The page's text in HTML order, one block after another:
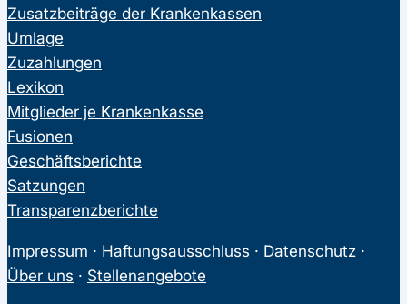
Zusatzbeiträge der Krankenkassen
Umlage
Zuzahlungen
Lexikon
Mitglieder je Krankenkasse
Fusionen
Geschäftsberichte
Satzungen
Transparenzberichte
Impressum · Haftungsausschluss · Datenschutz ·
Über uns · Stellenangebote